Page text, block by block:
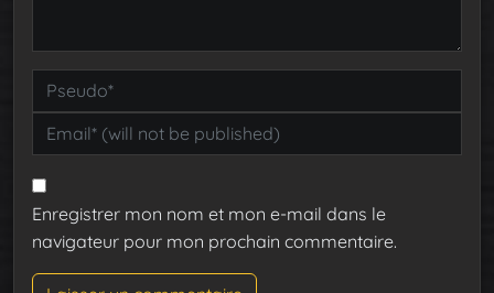
Enregistrer mon nom et mon e-mail dans le
navigateur pour mon prochain commentaire.